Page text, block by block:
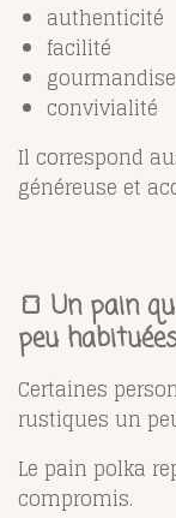
authenticité
facilité
gourmandise
convivialité
Il correspond
généreuse et
🍞 Un pain
peu
Certaines
rustiques un
Le pain polka
compromis.